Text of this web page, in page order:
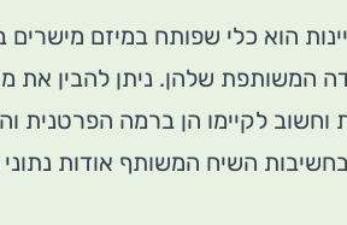
הוא כלי שפותח במיזם מישרים
המשותפת שלהן. ניתן להבין את
וחשוב לקיימו הן ברמה הפרטנית
השיח המשותף אודות נתוני